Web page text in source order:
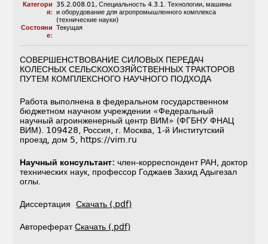
Категори
я:
35.2.008.01, Специальность 4.3.1. Технологии, машины
и оборудование для агропромышленного комплекса
(технические науки)
Состояни
е:
Текущая
СОВЕРШЕНСТВОВАНИЕ СИЛОВЫХ ПЕРЕДАЧ
КОЛЕСНЫХ СЕЛЬСКОХОЗЯЙСТВЕННЫХ ТРАКТОРОВ
ПУТЕМ КОМПЛЕКСНОГО НАУЧНОГО ПОДХОДА
Работа выполнена в федеральном государственном
бюджетном научном учреждении «Федеральный
научный агроинженерный центр ВИМ» (ФГБНУ ФНАЦ
ВИМ). 109428, Россия, г. Москва, 1-й Институтский
проезд, дом 5, https://vim.ru
Научный консультант: член-корреспондент РАН, доктор
технических наук, профессор Годжаев Захид Адыгезал
оглы.
ДиссертацияСкачать (.pdf)
АвторефератСкачать (.pdf)